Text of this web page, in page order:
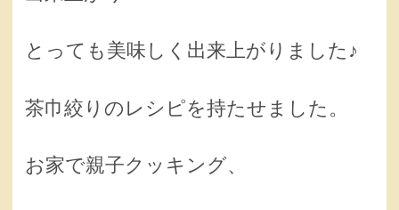
とっても美味しく出来上がりました♪
茶巾絞りのレシピを持たせました。
お家で親子クッキング、